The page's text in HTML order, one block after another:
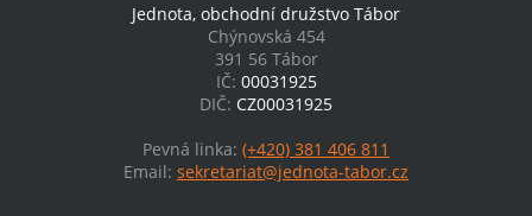
Jednota, obchodní družstvo Tábor
Chýnovská 454
391 56 Tábor
IČ: 00031925
DIČ: CZ00031925
Pevná linka: (+420) 381 406 811
Email: sekretariat@jednota-tabor.cz